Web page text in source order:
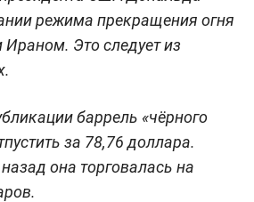
режима прекращения огня
Это следует из
баррель «чёрного
за 78,76 доллара.
она торговалась на